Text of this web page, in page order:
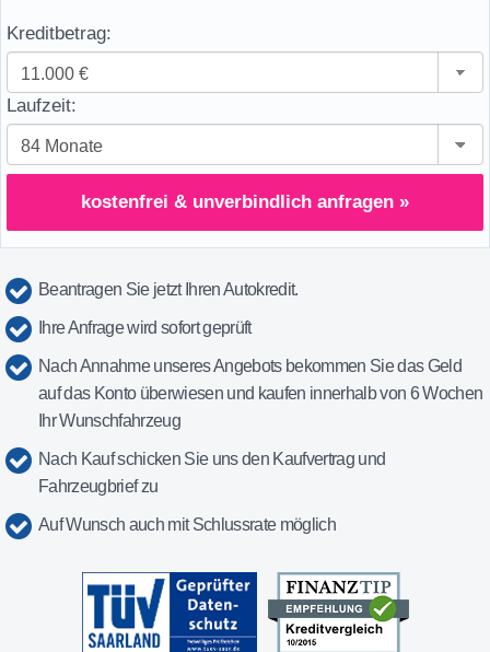
Kreditbetrag:
Laufzeit:
kostenfrei & unverbindlich anfragen »
Beantragen Sie jetzt Ihren Autokredit.
Ihre Anfrage wird sofort geprüft
Nach Annahme unseres Angebots bekommen Sie das Geld
auf das Konto überwiesen und kaufen innerhalb von 6 Wochen
Ihr Wunschfahrzeug
Nach Kauf schicken Sie uns den Kaufvertrag und
Fahrzeugbrief zu
Auf Wunsch auch mit Schlussrate möglich